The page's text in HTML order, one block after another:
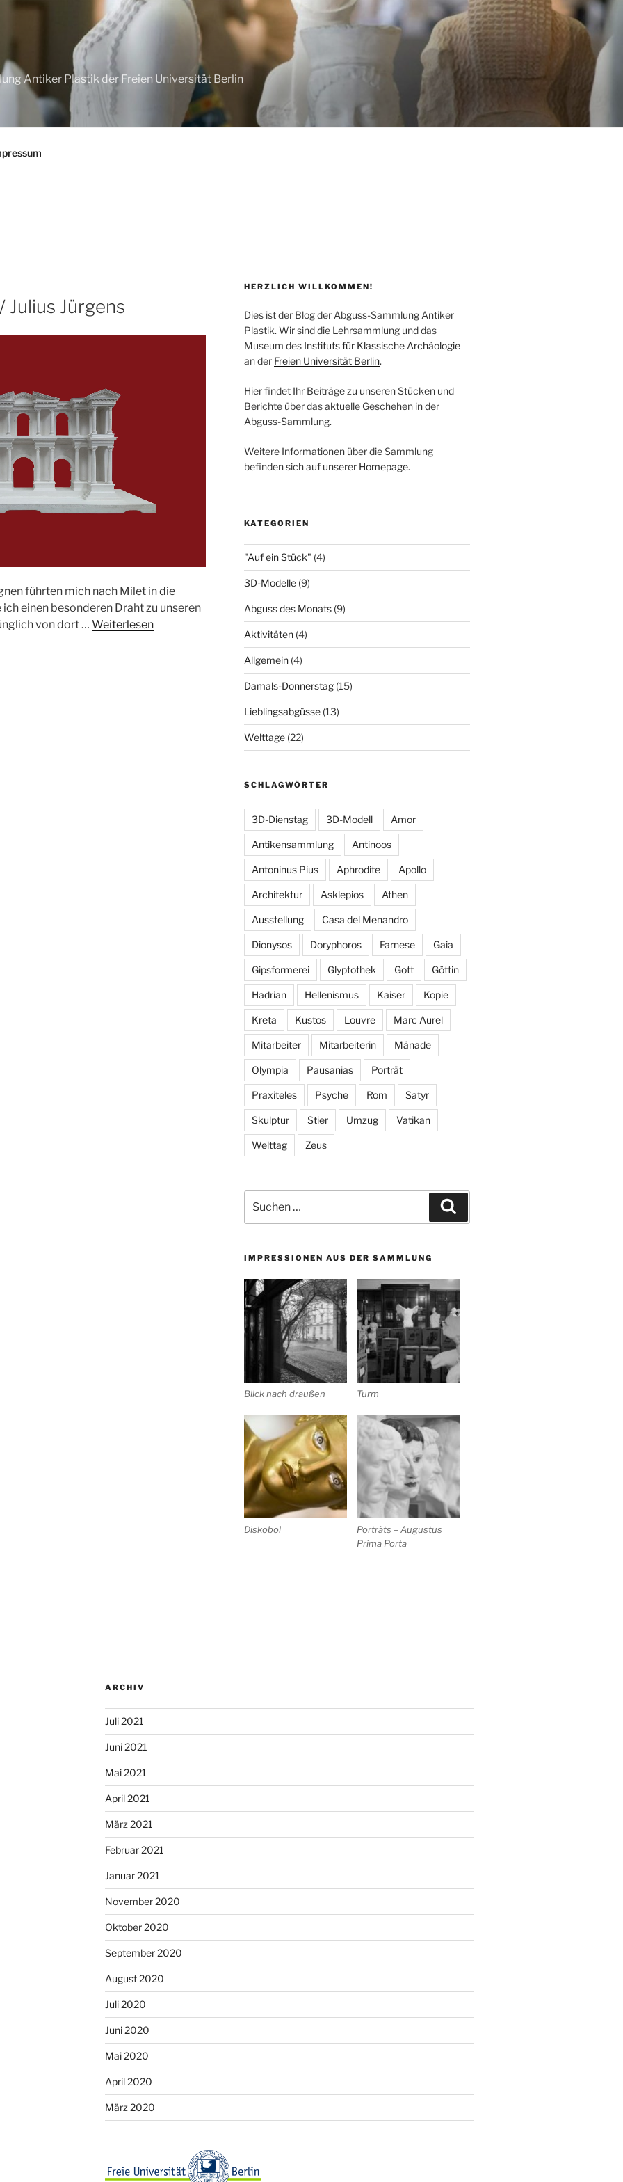
Antiker Plastik der Freien Universität Berlin
Jürgens
führten mich nach Milet in die
einen besonderen Draht zu unseren
von dort … Weiterlesen
HERZLICH WILLKOMMEN!
Dies ist der Blog der Abguss-Sammlung Antiker
Plastik. Wir sind die Lehrsammlung und das
Museum des Instituts für Klassische Archäologie
an der Freien Universität Berlin.
Hier findet Ihr Beiträge zu unseren Stücken und
Berichte über das aktuelle Geschehen in der
Abguss-Sammlung.
Weitere Informationen über die Sammlung
befinden sich auf unserer Homepage.
KATEGORIEN
"Auf ein Stück" (4)
3D-Modelle(9)
Abguss des Monats(9)
Aktivitäten(4)
Allgemein(4)
Damals-Donnerstag(15)
Lieblingsabgüsse(13)
Welttage(22)
SCHLAGWÖRTER
3D-Dienstag 3D-Modell Amor
Antikensammlung Antinoos
Antoninus Pius Aphrodite Apollo
Architektur Asklepios Athen
Ausstellung Casa del Menandro
Dionysos Doryphoros Farnese Gaia
Gipsformerei Glyptothek Gott Göttin
Hadrian Hellenismus Kaiser Kopie
Kreta Kustos Louvre Marc Aurel
Mitarbeiter Mitarbeiterin Mänade
Olympia Pausanias Porträt
Praxiteles Psyche Rom Satyr
Skulptur Stier Umzug Vatikan
Welttag Zeus
nach:
IMPRESSIONEN AUS DER SAMMLUNG
Blick nach draußen Turm
Diskobol
Porträts – Augustus
Prima Porta
ARCHIV
Juli 2021
Juni 2021
Mai 2021
April 2021
März 2021
Februar 2021
Januar 2021
November 2020
Oktober 2020
September 2020
August 2020
Juli 2020
Juni 2020
Mai 2020
April 2020
März 2020